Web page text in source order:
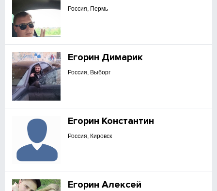
Россия, Пермь
Егорин Димарик
Россия, Выборг
Егорин Константин
Россия, Кировск
Егорин Алексей